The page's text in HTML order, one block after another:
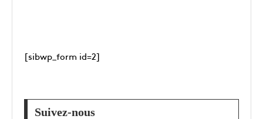
[sibwp_form id=2]
Suivez-nous